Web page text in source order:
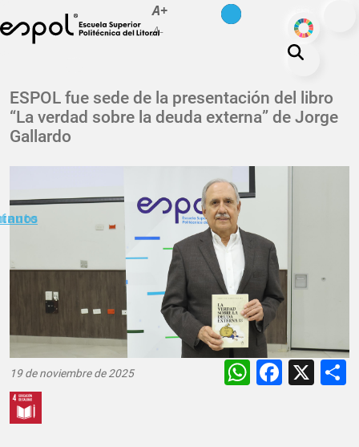
Pasar al contenido principal
A+
A-
ODS
La ESPOL
Educación
Vida politécnica
Nuestra Huella
Transparencia
ESPOL fue sede de la presentación del libro
“La verdad sobre la deuda externa” de Jorge
Gallardo
19 de noviembre de 2025 X